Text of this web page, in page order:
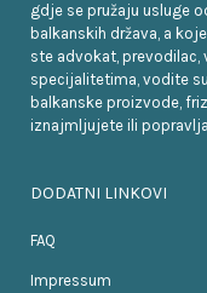
gdje se pružaju usluge
balkanskih država, a
ste advokat, prevodilac,
specijalitetima, vodite
balkanske proizvode,
iznajmljujete ili
DODATNI LINKOVI
FAQ
Impressum